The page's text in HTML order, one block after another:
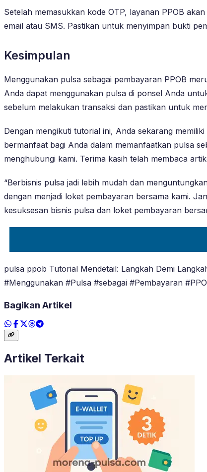
Setelah memasukkan kode OTP, layanan PPOB
email atau SMS. Pastikan untuk menyimpan bukti
Kesimpulan
Menggunakan pulsa sebagai pembayaran PPOB
Anda dapat menggunakan pulsa di ponsel Anda
sebelum melakukan transaksi dan pastikan untuk
Dengan mengikuti tutorial ini, Anda sekarang
bermanfaat bagi Anda dalam memanfaatkan pulsa
menghubungi kami. Terima kasih telah membaca
“Berbisnis pulsa jadi lebih mudah dan
dengan menjadi loket pembayaran bersama kami.
kesuksesan bisnis pulsa dan loket pembayaran
pulsa ppob Tutorial Mendetail: Langkah Demi
#Menggunakan #Pulsa #sebagai #Pembayaran
Bagikan Artikel
Artikel Terkait